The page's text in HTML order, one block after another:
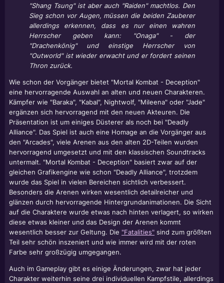
"Shang Tsung" ist aber auch "Raiden" machtlos. Den
Sieg schon vor Augen, müssen die beiden Zauberer
allerdings erkennen, dass es nur einen wahren
Herrscher geben kann: "Onaga" - der
"Drachenkönig" und einstige Herrscher von
"Outworld" ist wieder erwacht und er fordert seinen
Thron zurück.
Wie schon der Vorgänger bietet "Mortal Kombat - Deception"
eine hervorragende Auswahl an alten und neuen Charakteren.
Kämpfer wie "Baraka", "Kabal", Nightwolf, "Mileena" oder "Jade"
ergänzen sich hervorragend mit den neuen Akteuren. Die
Präsentation ist um einiges Düsterer als noch bei "Deadly
Alliance". Das Spiel ist auch eine Homage an die Vorgänger aus
den "Arcades", viele Arenen aus den alten 2D-Teilen wurden
hervorragend umgesetzt und mit den klassischen Soundtracks
untermalt. "Mortal Kombat - Deception" basiert zwar auf der
gleichen Grafikengine wie schon "Deadly Alliance", trotzdem
wurde das Spiel in vielen Bereichen sichtlich verbessert.
Besonders die Arenen wirken wesentlich detailreicher und
glänzen durch hervorragende Hintergrundanimationen. Die Sicht
auf die Charaktere wurde etwas nach hinten verlagert, so wirken
diese etwas kleiner und das Design der Arenen kommt
wesentlich besser zur Geltung. Die "Fatalities" sind zum größten
Teil sehr schön inszeniert und wie immer wird mit der roten
Farbe sehr großzügig umgegangen.
Auch im Gameplay gibt es einige Änderungen, zwar hat jeder
Charakter weiterhin seine drei individuellen Kampfstile, allerdings